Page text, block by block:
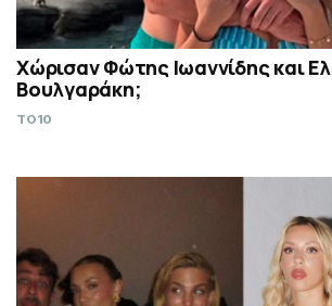
Χώρισαν Φώτης Ιωαννίδης και
Βουλγαράκη;
TO10